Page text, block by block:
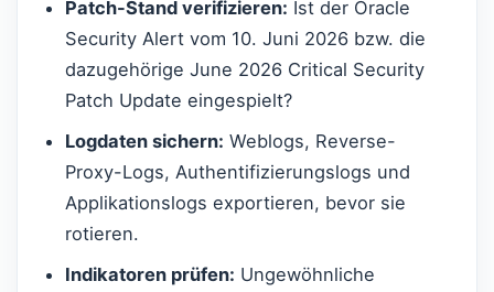
Patch-Stand verifizieren: Ist der Oracle
Security Alert vom 10. Juni 2026 bzw. die
dazugehörige June 2026 Critical Security
Patch Update eingespielt?
Logdaten sichern: Weblogs, Reverse-
Proxy-Logs, Authentifizierungslogs und
Applikationslogs exportieren, bevor sie
rotieren.
Indikatoren prüfen: Ungewöhnliche